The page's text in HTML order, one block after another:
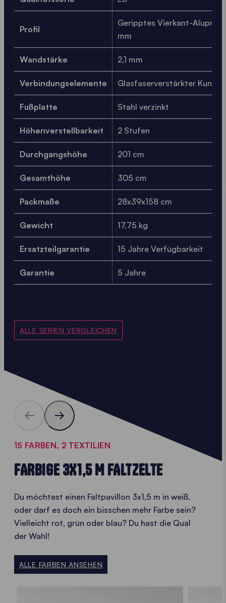
Profil
Geripptes Vierkant-
mm
Wandstärke 2,1 mm
Verbindungselemente Glasfaserverstärkter
Fußplatte Stahl verzinkt
Höhenverstellbarkeit 2 Stufen
Durchgangshöhe 201 cm
Gesamthöhe 305 cm
Packmaße 28x39x158 cm
Gewicht 17,75 kg
Ersatzteilgarantie 15 Jahre Verfügbarkeit
Garantie 5 Jahre
ALLE SERIEN VERGLEICHEN
15 FARBEN, 2 TEXTILIEN
FARBIGE 3X1,5 M FALTZELTE
Du möchtest einen Faltpavillon 3x1,5 m in weiß,
oder darf es doch ein bisschen mehr Farbe sein?
Vielleicht rot, grün oder blau? Du hast die Qual
der Wahl!
ALLE FARBEN ANSEHEN